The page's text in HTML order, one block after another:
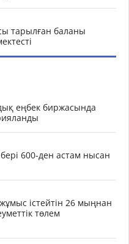
тарылған баланы
еңбек биржасында
600-ден астам нысан
істейтін 26 мыңнан
төлем